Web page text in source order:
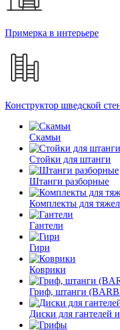
Примерка в интерьере
Конструктор шведской
Скамьи
Стойки для штанги
Штанги разборные
Комплекты для
Гантели
Гири
Коврики
Гриф, штанги
Диски для гантелей